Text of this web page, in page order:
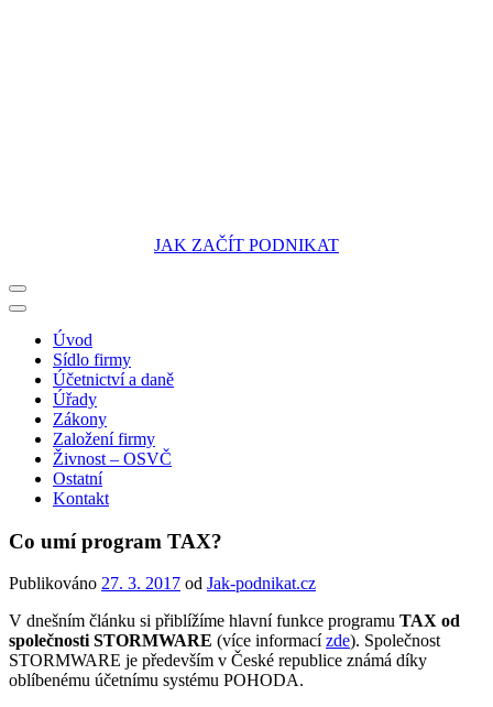
JAK ZAČÍT PODNIKAT
Úvod
Sídlo firmy
Účetnictví a daně
Úřady
Zákony
Založení firmy
Živnost – OSVČ
Ostatní
Kontakt
Co umí program TAX?
Publikováno 27. 3. 2017 od Jak-podnikat.cz
V dnešním článku si přiblížíme hlavní funkce programu TAX od
společnosti STORMWARE (více informacízde). Společnost
STORMWARE je především v České republice známá díky
oblíbenému účetnímu systému POHODA.